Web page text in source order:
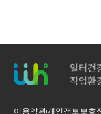
일터건
직업환
이용약관개인정보보호